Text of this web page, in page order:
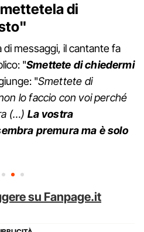
di
di messaggi, il cantante fa
"Smettete di chiedermi
"Smettete di
lo faccio con voi perché
(…) La vostra
premura ma è solo
su Fanpage.it